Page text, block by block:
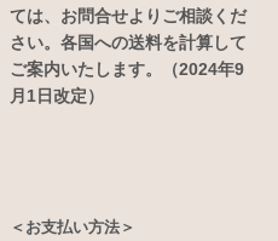
ては、お問合せよりご相談くだ
さい。各国への送料を計算して
ご案内いたします。（2024年9
月1日改定）
＜お支払い方法＞